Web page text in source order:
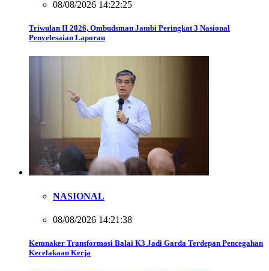
08/08/2026 14:22:25
Triwulan II 2026, Ombudsman Jambi Peringkat 3 Nasional
Penyelesaian Laporan
NASIONAL
08/08/2026 14:21:38
Kemnaker Transformasi Balai K3 Jadi Garda Terdepan Pencegahan
Kecelakaan Kerja